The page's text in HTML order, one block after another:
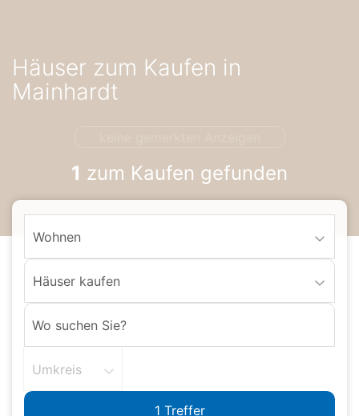
zur
Navigation
zum
Häuser zum Kaufen in
Mainhardt
1 zum Kaufen gefunden
Wohnen
Häuser kaufen
Umkreis